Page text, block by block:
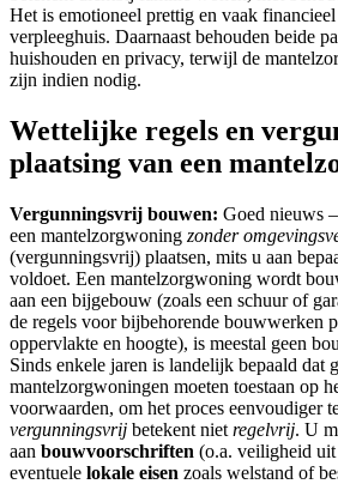
Het is emotioneel prettig en vaak
verpleeghuis. Daarnaast behouden beide
huishouden en privacy, terwijl de
zijn indien nodig.
Wettelijke regels en
plaatsing van een
Vergunningsvrij bouwen: Goed nieuws
een mantelzorgwoning zonder
(vergunningsvrij) plaatsen, mits u aan
voldoet. Een mantelzorgwoning wordt
aan een bijgebouw (zoals een schuur of
de regels voor bijbehorende bouwwerken
oppervlakte en hoogte), is meestal geen
Sinds enkele jaren is landelijk bepaald dat
mantelzorgwoningen moeten toestaan op
voorwaarden, om het proces eenvoudiger
vergunningsvrij betekent niet regelvrij. U
aan bouwvoorschriften (o.a. veiligheid
eventuele lokale eisen zoals welstand of